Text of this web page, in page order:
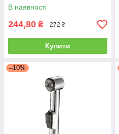
В наявності
244,80 ₴ 272 ₴
Купити
–10%